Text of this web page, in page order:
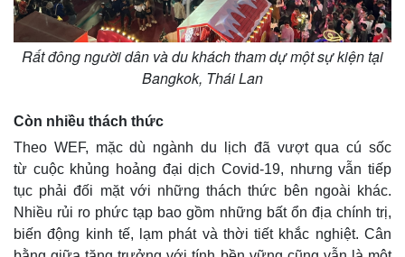
Kinh tế
Khởi nghiệp
Tiêu dùng
Tỷ giá
Chứng khoán
Giá cà phê
Rất đông người dân và du khách tham dự một sự kiện tại
Bangkok, Thái Lan
Còn nhiều thách thức
Theo WEF, mặc dù ngành du lịch đã vượt qua cú sốc
từ cuộc khủng hoảng đại dịch Covid-19, nhưng vẫn tiếp
tục phải đối mặt với những thách thức bên ngoài khác.
Nhiều rủi ro phức tạp bao gồm những bất ổn địa chính trị,
biến động kinh tế, lạm phát và thời tiết khắc nghiệt. Cân